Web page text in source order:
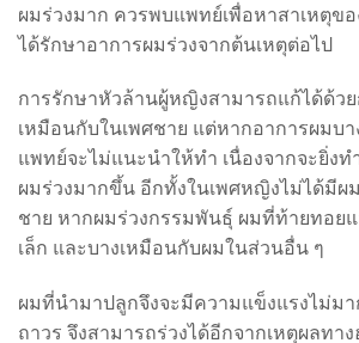
ผมร่วงมาก ควรพบแพทย์เพื่อหาสาเหตุขอ
ได้รักษาอาการผมร่วงจากต้นเหตุต่อไป
การรักษาหัวล้านผู้หญิงสามารถแก้ได้ด้ว
เหมือนกับในเพศชาย แต่หากอาการผมบ
แพทย์จะไม่แนะนำให้ทำ เนื่องจากจะยิ่งท
ผมร่วงมากขึ้น อีกทั้งในเพศหญิงไม่ได้มีผ
ชาย หากผมร่วงกรรมพันธุ์ ผมที่ท้ายทอย
เล็ก และบางเหมือนกับผมในส่วนอื่น ๆ
ผมที่นำมาปลูกจึงจะมีความแข็งแรงไม่ม
ถาวร จึงสามารถร่วงได้อีกจากเหตุผลทา